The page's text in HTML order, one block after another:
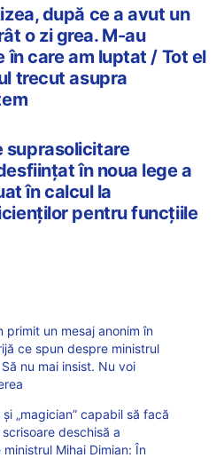
după ce a avut un
o zi grea. M-au
care am luptat / Tot el
trecut asupra
suprasolicitare
în noua lege a
în calcul la
pentru funcțiile
primit un mesaj anonim în
ce spun despre ministrul
nu mai insist. Nu voi
„magician” capabil să facă
deschisă a
Mihai Dimian: În